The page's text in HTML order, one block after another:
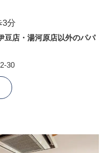
3分
豆店・湯河原店以外のパパ
30